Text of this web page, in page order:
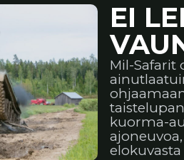
EI
Mil-Safarit
kuorma-
elokuvasta